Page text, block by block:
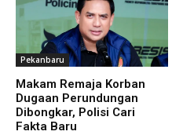
Pekanbaru
Makam Remaja Korban
Dugaan Perundungan
Dibongkar, Polisi Cari
Fakta Baru